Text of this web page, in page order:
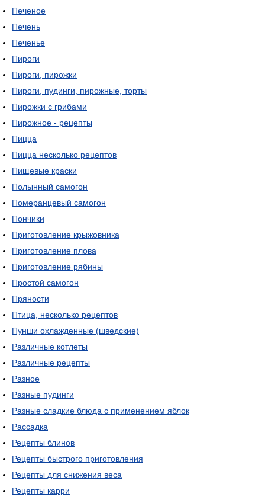
Печеное
Печень
Печенье
Пироги
Пироги, пирожки
Пироги, пудинги, пирожные, торты
Пирожки с грибами
Пирожное - рецепты
Пицца
Пицца несколько рецептов
Пищевые краски
Полынный самогон
Померанцевый самогон
Пончики
Приготовление крыжовника
Приготовление плова
Приготовление рябины
Простой самогон
Пряности
Птица, несколько рецептов
Пунши охлажденные (шведские)
Различные котлеты
Различные рецепты
Разное
Разные пудинги
Разные сладкие блюда с применением яблок
Рассадка
Рецепты блинов
Рецепты быстрого приготовления
Рецепты для снижения веса
Рецепты карри